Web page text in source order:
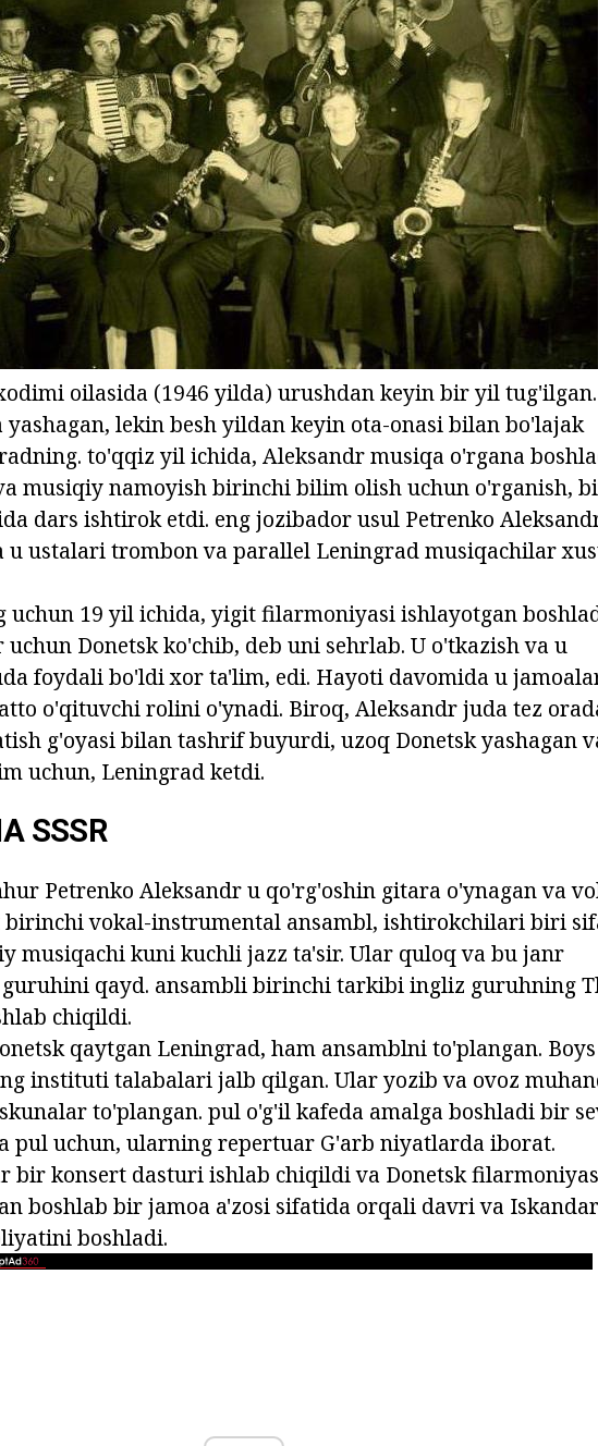
oilasida (1946 yilda) urushdan keyin bir yil
yashagan, lekin besh yildan keyin ota-onasi bilan bo'lajak
to'qqiz yil ichida, Aleksandr musiqa o'rgana
musiqiy namoyish birinchi bilim olish uchun o'rganish,
dars ishtirok etdi. eng jozibador usul Petrenko
u ustalari trombon va parallel Leningrad musiqachilar
uchun 19 yil ichida, yigit filarmoniyasi ishlayotgan
Donetsk ko'chib, deb uni sehrlab. U o'tkazish va u
foydali bo'ldi xor ta'lim, edi. Hayoti davomida u
o'qituvchi rolini o'ynadi. Biroq, Aleksandr juda tez
g'oyasi bilan tashrif buyurdi, uzoq Donetsk yashagan
uchun, Leningrad ketdi.
SSSR
Petrenko Aleksandr u qo'rg'oshin gitara o'ynagan va
vokal-instrumental ansambl, ishtirokchilari biri
musiqachi kuni kuchli jazz ta'sir. Ular quloq va bu janr
qayd. ansambli birinchi tarkibi ingliz guruhning
chiqildi.
qaytgan Leningrad, ham ansamblni to'plangan. Boys
instituti talabalari jalb qilgan. Ular yozib va ovoz
to'plangan. pul o'g'il kafeda amalga boshladi bir
pul uchun, ularning repertuar G'arb niyatlarda iborat.
bir konsert dasturi ishlab chiqildi va Donetsk
boshlab bir jamoa a'zosi sifatida orqali davri va Iskandar
boshladi.